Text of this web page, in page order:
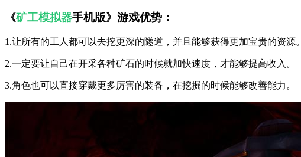
《矿工模拟器手机版》游戏优势：
1.让所有的工人都可以去挖更深的隧道，并且能够获得更加宝贵的资源。
2.一定要让自己在开采各种矿石的时候就加快速度，才能够提高收入。
3.角色也可以直接穿戴更多厉害的装备，在挖掘的时候能够改善能力。